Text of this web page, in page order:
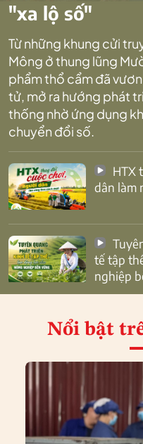
"xa lộ số"
Từ những khung cửi
Mông ở thung lũng
phẩm thổ cẩm đã
tử, mở ra hướng phát
thống nhờ ứng dụng
chuyển đổi số.
dân làm
tế tập
nghiệp
Nổi bật